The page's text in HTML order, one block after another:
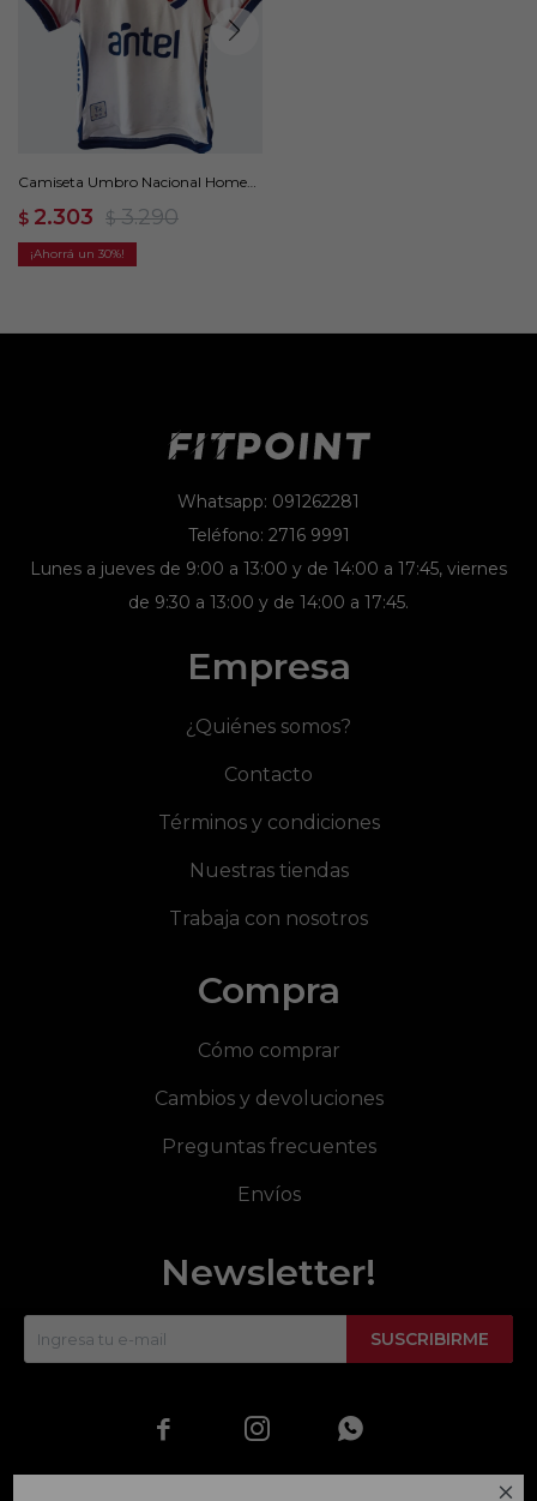

Camiseta Umbro Nacional Home
$ 2.303 $ 3.290
30
Whatsapp: 091262281
Teléfono: 2716 9991
Lunes a jueves de 9:00 a 13:00 y de 14:00 a 17:45, viernes
de 9:30 a 13:00 y de 14:00 a 17:45.
Empresa
¿Quiénes somos?
Contacto
Términos y condiciones
Nuestras tiendas
Trabaja con nosotros
Compra
Cómo comprar
Cambios y devoluciones
Preguntas frecuentes
Envíos
Newsletter!
SUSCRIBIRME
  